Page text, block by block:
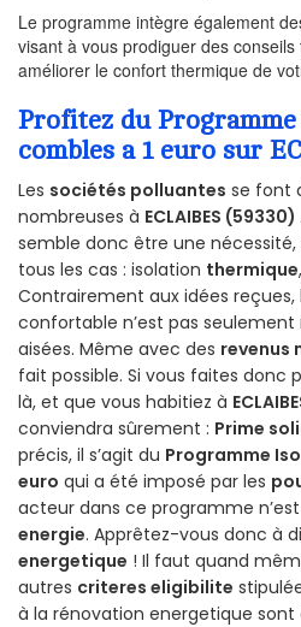
Le programme intègre également
visant à vous prodiguer des
améliorer le confort thermique de
Profitez du
combles a 1 euro sur
Les sociétés polluantes se font
nombreuses à ECLAIBES (59330)
semble donc être une
tous les cas : isolation thermique
Contrairement aux idées
confortable n’est pas seulement
aisées. Même avec des revenus
fait possible. Si vous faites donc
là, et que vous habitiez à
conviendra sûrement : Prime
précis, il s’agit du Programme
euro qui a été imposé par les
acteur dans ce programme
energie. Apprêtez-vous donc à
energetique ! Il faut quand
autres criteres eligibilite
à la rénovation energetique sont